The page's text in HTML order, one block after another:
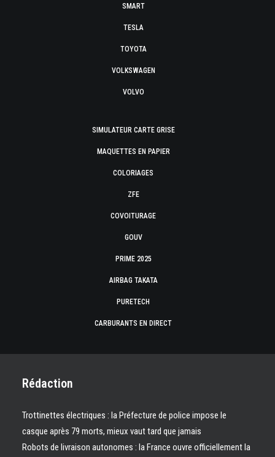
SMART
TESLA
TOYOTA
VOLKSWAGEN
VOLVO
SIMULATEUR CARTE GRISE
MAQUETTES EN PAPIER
COLORIAGES
ZFE
COVOITURAGE
GOUV
PRIME 2025
AIRBAG TAKATA
PURETECH
CARBURANTS EN DIRECT
Rédaction
Trottinettes électriques : la Préfecture de police impose le
casque après 79 morts, mieux vaut tard que jamais
Robots de livraison autonomes : la France ouvre officiellement la